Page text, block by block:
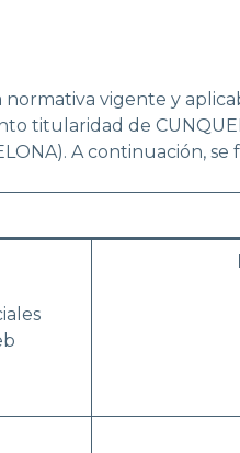
vigente y
titularidad de
A continuación,